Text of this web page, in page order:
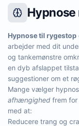
Hypnose til rygestop
arbejder med dit
og tankemønstre
en dyb afslappet
suggestioner om et
Mange vælger
afhængighed frem
med at:
Reducere trang og